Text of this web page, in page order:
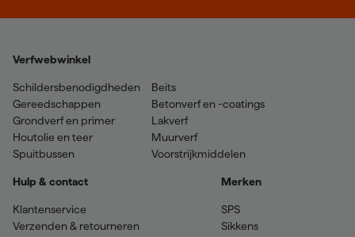
Verfwebwinkel
Schildersbenodigdheden
Gereedschappen
Grondverf en primer
Houtolie en teer
Spuitbussen
Beits
Betonverf en -coatings
Lakverf
Muurverf
Voorstrijkmiddelen
Hulp & contact
Klantenservice
Verzenden & retourneren
Merken
SPS
Sikkens